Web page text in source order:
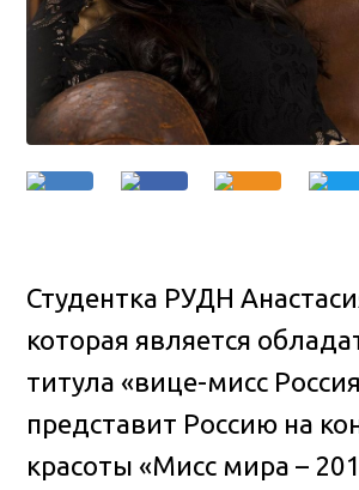
Студентка РУДН
которая является
титула «вице-мисс
представит Россию на
красоты «Мисс мира –